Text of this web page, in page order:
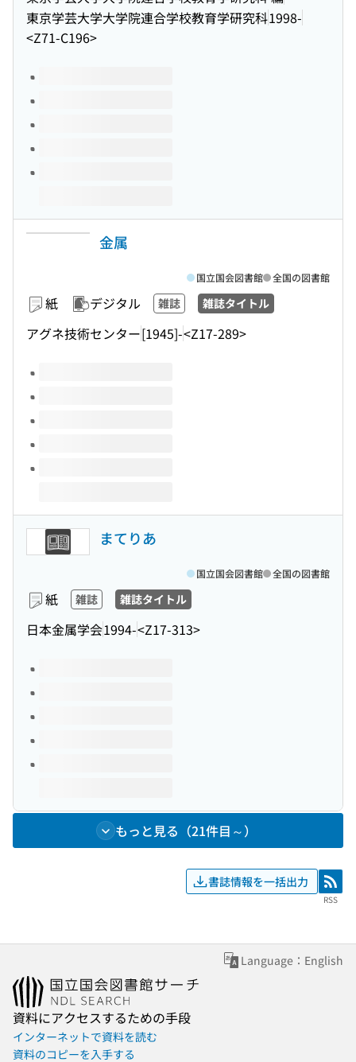
東京学芸大学大学院連合学校教育学研究科1998-
<Z71-C196>
このタイトルの巻号
金属
紙 デジタル 雑誌 雑誌タイトル
アグネ技術センター[1945]-<Z17-289>
国立国会図書館 全国の図書館
このタイトルの巻号
まてりあ
紙 雑誌 雑誌タイトル
日本金属学会1994-<Z17-313>
国立国会図書館 全国の図書館
このタイトルの巻号
もっと見る（21件目～）
書誌情報を一括出力 RSS
RSS
Language：English
資料にアクセスするための手段
インターネットで資料を読む
資料のコピーを入手する